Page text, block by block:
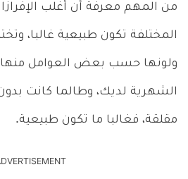
من المهم معرفة أن أغلب
المختلفة تكون طبيعية غالبا،
ولونها حسب بعض العوامل منها
الشهرية لديك، وطالما كانت
مقلقة، فغالبا ما تكون طبيعية.